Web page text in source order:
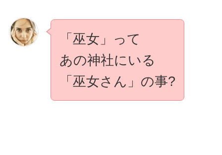
「巫女」って
あの神社にいる
「巫女さん」の事?